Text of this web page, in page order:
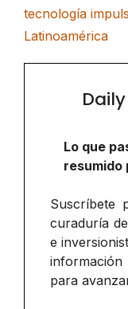
tecnología
Latinoamérica
Lo que
resumido
Suscríbete
curaduría
e
para